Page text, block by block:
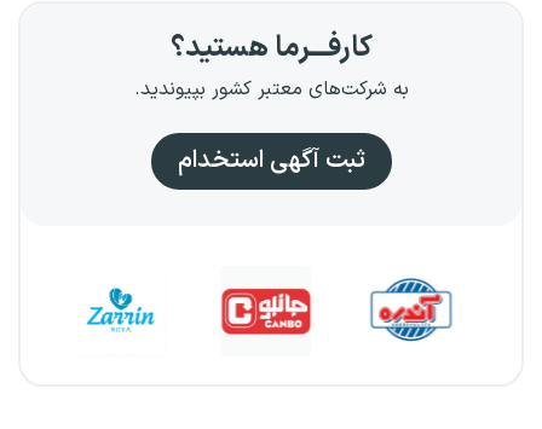
کارفـــرما هستید؟
به شرکت‌های معتبر کشور بپیوندید.
ثبت آگهی استخدام